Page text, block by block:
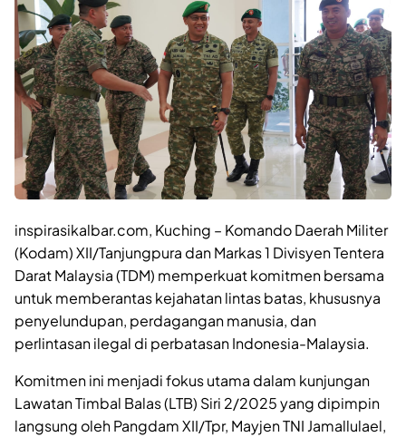
inspirasikalbar.com, Kuching – Komando Daerah Militer
(Kodam) XII/Tanjungpura dan Markas 1 Divisyen Tentera
Darat Malaysia (TDM) memperkuat komitmen bersama
untuk memberantas kejahatan lintas batas, khususnya
penyelundupan, perdagangan manusia, dan
perlintasan ilegal di perbatasan Indonesia-Malaysia.
Komitmen ini menjadi fokus utama dalam kunjungan
Lawatan Timbal Balas (LTB) Siri 2/2025 yang dipimpin
langsung oleh Pangdam XII/Tpr, Mayjen TNI Jamallulael,